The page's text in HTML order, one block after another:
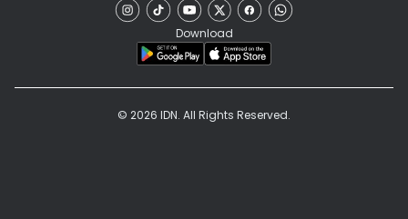
Download
© 2026 IDN. All Rights Reserved.